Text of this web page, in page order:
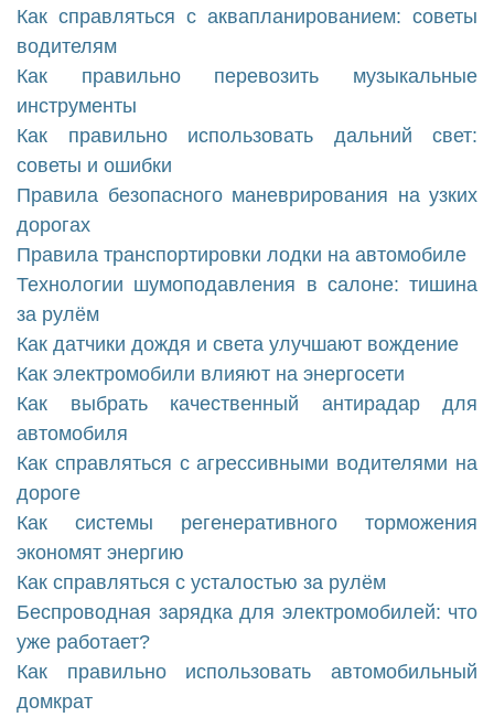
Как справляться с аквапланированием: советы
водителям
Как правильно перевозить музыкальные
инструменты
Как правильно использовать дальний свет:
советы и ошибки
Правила безопасного маневрирования на узких
дорогах
Правила транспортировки лодки на автомобиле
Технологии шумоподавления в салоне: тишина
за рулём
Как датчики дождя и света улучшают вождение
Как электромобили влияют на энергосети
Как выбрать качественный антирадар для
автомобиля
Как справляться с агрессивными водителями на
дороге
Как системы регенеративного торможения
экономят энергию
Как справляться с усталостью за рулём
Беспроводная зарядка для электромобилей: что
уже работает?
Как правильно использовать автомобильный
домкрат